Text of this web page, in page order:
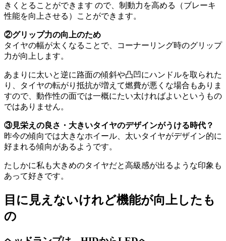
きくとることができます ので、制動力を高める（ブレーキ
性能を向上させる）ことができます。
②グリップ力の向上のため
タイヤの幅が太くなることで、コーナーリング時のグリップ
力が向上します。
あまりに太いと逆に路面の傾斜や凸凹にハンドルを取られた
り、タイヤの転がり抵抗が増えて燃費が悪くな場合もありま
すので、動作性の面では一概にたい太ければよいというもの
ではありません。
③見栄えの良さ・大きいタイヤのデザインがうける時代？
昨今の傾向では大きなホイール、太いタイヤがデザイン的に
好まれる傾向があるようです。
たしかに私も大きめのタイヤだと高級感が出るような印象も
あって好きです。
目に見えないけれど機能が向上したも
の